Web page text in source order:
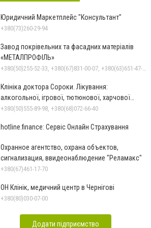
Юридичний Маркетплейс "Консультант"
+380(73)260-29-94
Завод покрівельних та фасадних матеріалів
«МЕТАЛПРОФІЛЬ»
Клініка доктора Сороки. Лікування:
алкогольної, ігрової, тютюнової, харчової
залежностей, неврозів т
+380(50)555-89-98, +380(68)072-66-40
hotline.finance: Сервіс Онлайн Страхування
Охранное агентство, охрана объектов,
сигнализация, ввидеонаблюдение "Реламакс"
+380(67)461-17-70
ОН Клінік, медичний центр в Чернігові
+380(80)030-07-00
Додати підприємство